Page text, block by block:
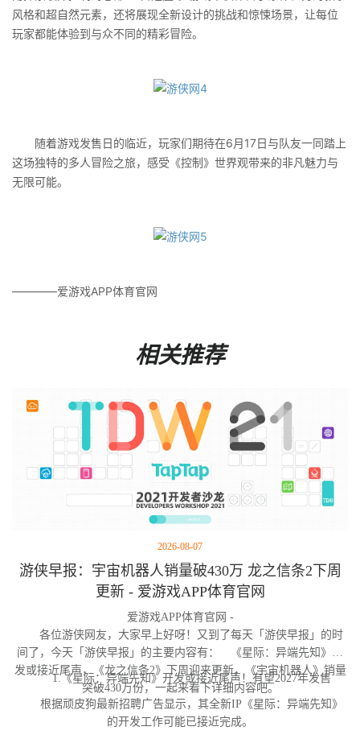
风格和超自然元素，还将展现全新设计的挑战和惊悚场景，让每位
玩家都能体验到与众不同的精彩冒险。
随着游戏发售日的临近，玩家们期待在6月17日与队友一同踏上
这场独特的多人冒险之旅，感受《控制》世界观带来的非凡魅力与
无限可能。
————爱游戏APP体育官网
相关推荐
2026-08-07
游侠早报：宇宙机器人销量破430万 龙之信条2下周
更新 - 爱游戏APP体育官网
爱游戏APP体育官网 -
各位游侠网友，大家早上好呀！又到了每天「游侠早报」的时
间了，今天「游侠早报」的主要内容有： 《星际：异端先知》开
发或接近尾声，《龙之信条2》下周迎来更新，《宇宙机器人》销量
突破430万份，一起来看下详细内容吧。
1.《星际：异端先知》开发或接近尾声！有望2027年发售
根据顽皮狗最新招聘广告显示，其全新IP《星际：异端先知》
的开发工作可能已接近完成。